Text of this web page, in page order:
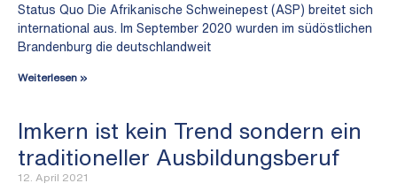
Status Quo Die Afrikanische Schweinepest (ASP) breitet sich
international aus. Im September 2020 wurden im südöstlichen
Brandenburg die deutschlandweit
Weiterlesen »
Imkern ist kein Trend sondern ein
traditioneller Ausbildungsberuf
12. April 2021